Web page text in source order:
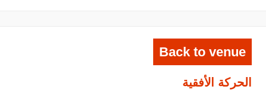
Back to venue
الحركة الأفقية